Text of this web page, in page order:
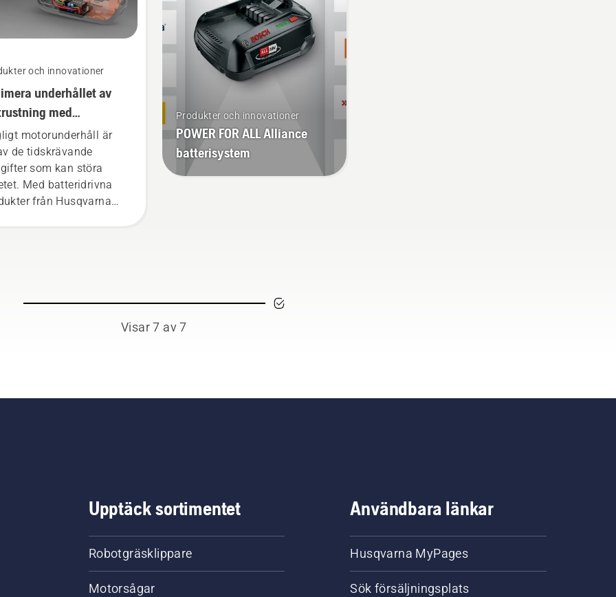
och innovationer
underhållet av
med
verktyg
motorunderhåll är
de tidskrävande
som kan störa
Med batteridrivna
från Husqvarna
Produkter och innovationer
POWER FOR ALL Alliance
batterisystem
Visar 7 av 7
Upptäck sortimentet
Robotgräsklippare
Motorsågar
Användbara länkar
Husqvarna MyPages
Sök försäljningsplats